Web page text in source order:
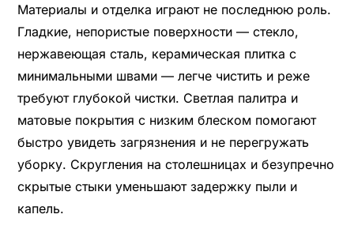
Материалы и отделка играют не последнюю роль.
Гладкие, непористые поверхности — стекло,
нержавеющая сталь, керамическая плитка с
минимальными швами — легче чистить и реже
требуют глубокой чистки. Светлая палитра и
матовые покрытия с низким блеском помогают
быстро увидеть загрязнения и не перегружать
уборку. Скругления на столешницах и безупречно
скрытые стыки уменьшают задержку пыли и
капель.